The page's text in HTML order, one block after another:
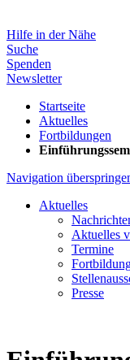
Hilfe in der Nähe
Suche
Spenden
Newsletter
Startseite
Aktuelles
Fortbildungen
Navigation
Aktuelles
Aktuelles
Termine
Presse